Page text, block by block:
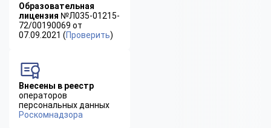
Образовательная
лицензия №Л035-01215-
72/00190069 от
07.09.2021 (Проверить)
Внесены в реестр
операторов
персональных данных
Роскомнадзора